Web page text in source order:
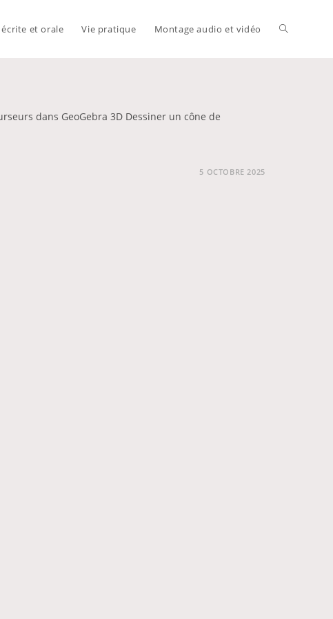
et orale Vie pratique Montage audio et vidéo Toggle
dans GeoGebra 3D Dessiner un cône de
5 OCTOBRE 2025